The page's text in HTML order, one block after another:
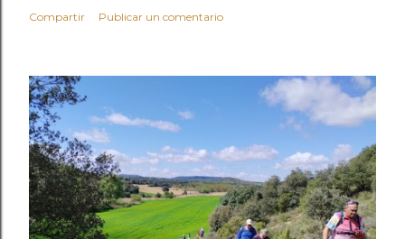
Compartir Publicar un comentario